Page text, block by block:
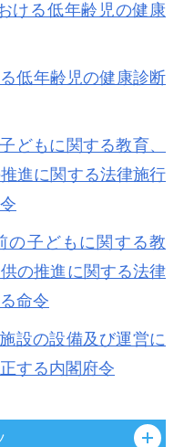
ける低年齢児の健康
低年齢児の健康診断
もに関する教育、
進に関する法律施行
子どもに関する教
の推進に関する法律
命令
設の設備及び運営に
する内閣府令